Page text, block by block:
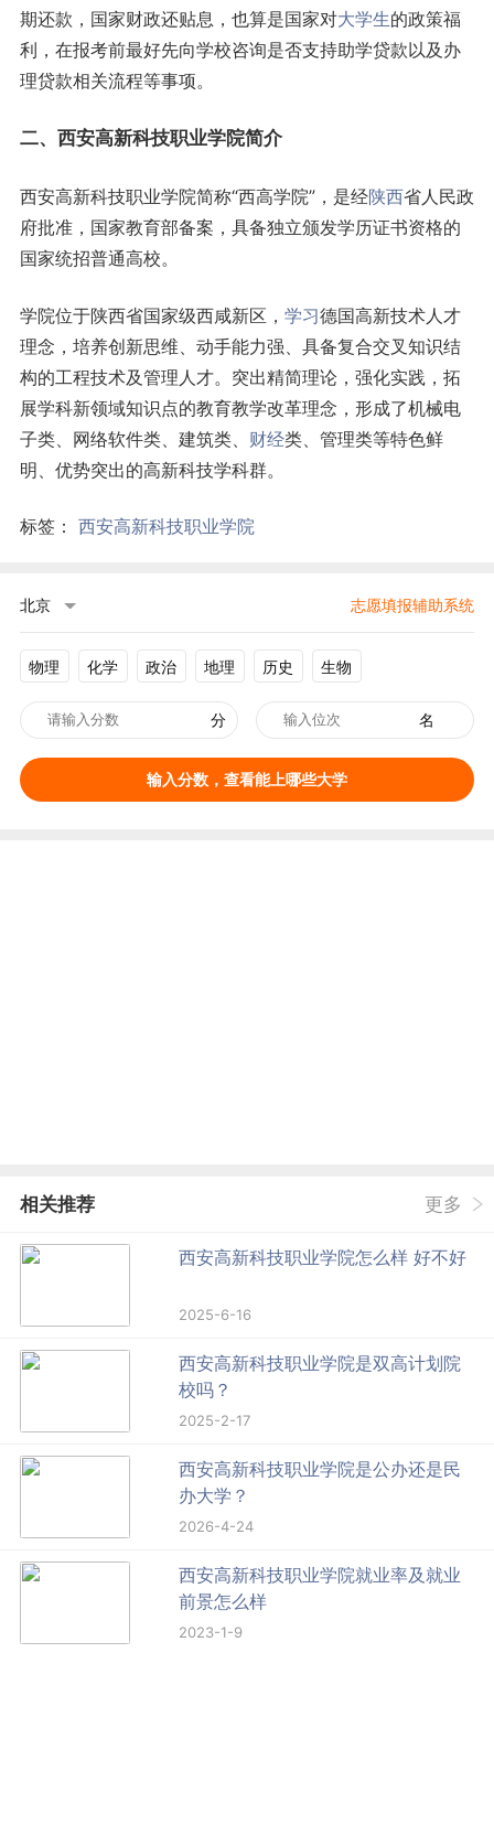
期还款，国家财政还贴息，也算是国家对大学生的政策福
利，在报考前最好先向学校咨询是否支持助学贷款以及办
理贷款相关流程等事项。
二、西安高新科技职业学院简介
西安高新科技职业学院简称“西高学院”，是经陕西省人民政
府批准，国家教育部备案，具备独立颁发学历证书资格的
国家统招普通高校。
学院位于陕西省国家级西咸新区， 学习德国高新技术人才
理念，培养创新思维、动手能力强、具备复合交叉知识结
构的工程技术及管理人才。突出精简理论，强化实践，拓
展学科新领域知识点的教育教学改革理念，形成了机械电
子类、网络软件类、建筑类、 财经类、管理类等特色鲜
明、优势突出的高新科技学科群。
标签： 西安高新科技职业学院
北京 志愿填报辅助系统
物理 化学 政治 地理 历史 生物
分 名
输入分数，查看能上哪些大学
相关推荐 更多
西安高新科技职业学院怎么样 好不好
2025-6-16
西安高新科技职业学院是双高计划院
校吗？
2025-2-17
西安高新科技职业学院是公办还是民
办大学？
2026-4-24
西安高新科技职业学院就业率及就业
前景怎么样
2023-1-9